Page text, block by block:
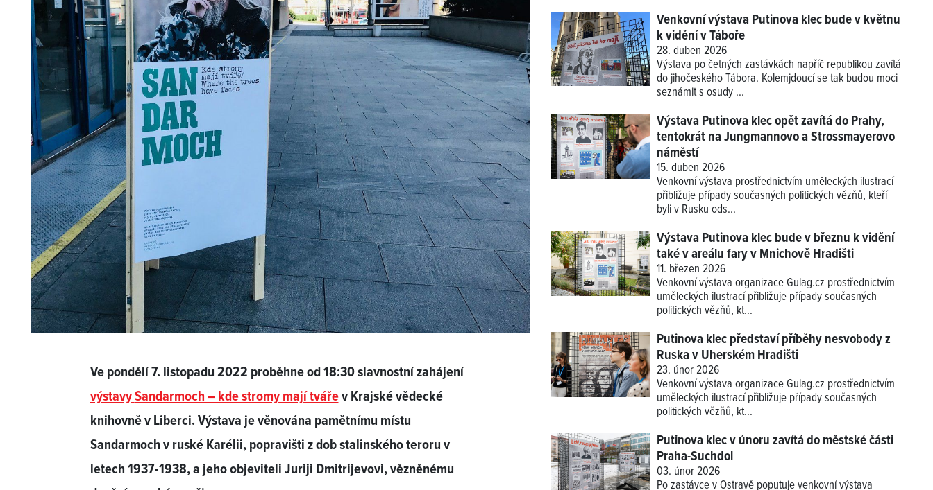
Ve pondělí 7. listopadu 2022 proběhne od 18:30 slavnostní zahájení
výstavySandarmoch – kde stromy mají tvářev Krajské vědecké
knihovně v Liberci. Výstava je věnována pamětnímu místu
Sandarmoch v ruské Karélii, popravišti z dob stalinského teroru v
letech 1937-1938, a jeho objeviteli Juriji Dmitrijevovi, vězněnému
Venkovní výstava Putinova klec bude v květnu
k vidění v Táboře
28. duben 2026
Výstava po četných zastávkách napříč republikou zavítá
do jihočeského Tábora. Kolemjdoucí se tak budou moci
seznámit s osudy ...
Výstava Putinova klec opět zavítá do Prahy,
tentokrát na Jungmannovo a Strossmayerovo
náměstí
15. duben 2026
Venkovní výstava prostřednictvím uměleckých ilustrací
přibližuje případy současných politických vězňů, kteří
byli v Rusku ods...
Výstava Putinova klec bude v březnu k vidění
také v areálu fary v Mnichově Hradišti
11. březen 2026
Venkovní výstava organizace Gulag.cz prostřednictvím
uměleckých ilustrací přibližuje případy současných
politických vězňů, kt...
Putinova klec představí příběhy nesvobody z
Ruska v Uherském Hradišti
23. únor 2026
Venkovní výstava organizace Gulag.cz prostřednictvím
uměleckých ilustrací přibližuje případy současných
politických vězňů, kt...
Putinova klec v únoru zavítá do městské části
Praha-Suchdol
03. únor 2026
Po zastávce v Ostravě poputuje venkovní výstava